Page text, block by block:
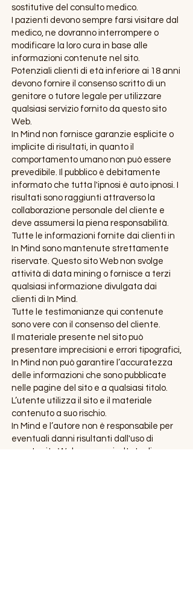
sostitutive del consulto medico.
I pazienti devono sempre farsi visitare dal
medico, ne dovranno interrompere o
modificare la loro cura in base alle
informazioni contenute nel sito.
Potenziali clienti di età inferiore ai 18 anni
devono fornire il consenso scritto di un
genitore o tutore legale per utilizzare
qualsiasi servizio fornito da questo sito
Web.
In Mind non fornisce garanzie esplicite o
implicite di risultati, in quanto il
comportamento umano non può essere
prevedibile. Il pubblico è debitamente
informato che tutta l'ipnosi è auto ipnosi. I
risultati sono raggiunti attraverso la
collaborazione personale del cliente e
deve assumersi la piena responsabilità.
Tutte le informazioni fornite dai clienti in
In Mind sono mantenute strettamente
riservate. Questo sito Web non svolge
attività di data mining o fornisce a terzi
qualsiasi informazione divulgata dai
clienti di In Mind.
Tutte le testimonianze qui contenute
sono vere con il consenso del cliente.
Il materiale presente nel sito può
presentare imprecisioni e errori tipografici,
In Mind non può garantire l’accuratezza
delle informazioni che sono pubblicate
nelle pagine del sito e a qualsiasi titolo.
L’utente utilizza il sito e il materiale
contenuto a suo rischio.
In Mind e l’autore non è responsabile per
eventuali danni risultanti dall'uso di
questo sito Web o come risultato di